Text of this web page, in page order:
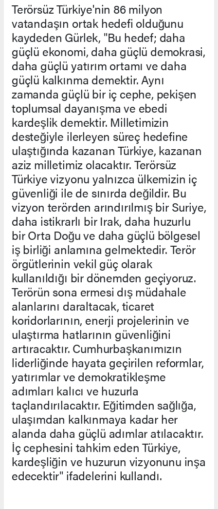
Terörsüz Türkiye'nin 86 milyon
vatandaşın ortak hedefi olduğunu
kaydeden Gürlek, "Bu hedef; daha
güçlü ekonomi, daha güçlü demokrasi,
daha güçlü yatırım ortamı ve daha
güçlü kalkınma demektir. Aynı
zamanda güçlü bir iç cephe, pekişen
toplumsal dayanışma ve ebedi
kardeşlik demektir. Milletimizin
desteğiyle ilerleyen süreç hedefine
ulaştığında kazanan Türkiye, kazanan
aziz milletimiz olacaktır. Terörsüz
Türkiye vizyonu yalnızca ülkemizin iç
güvenliği ile de sınırda değildir. Bu
vizyon terörden arındırılmış bir Suriye,
daha istikrarlı bir Irak, daha huzurlu
bir Orta Doğu ve daha güçlü bölgesel
iş birliği anlamına gelmektedir. Terör
örgütlerinin vekil güç olarak
kullanıldığı bir dönemden geçiyoruz.
Terörün sona ermesi dış müdahale
alanlarını daraltacak, ticaret
koridorlarının, enerji projelerinin ve
ulaştırma hatlarının güvenliğini
artıracaktır. Cumhurbaşkanımızın
liderliğinde hayata geçirilen reformlar,
yatırımlar ve demokratikleşme
adımları kalıcı ve huzurla
taçlandırılacaktır. Eğitimden sağlığa,
ulaşımdan kalkınmaya kadar her
alanda daha güçlü adımlar atılacaktır.
İç cephesini tahkim eden Türkiye,
kardeşliğin ve huzurun vizyonunu inşa
edecektir" ifadelerini kullandı.